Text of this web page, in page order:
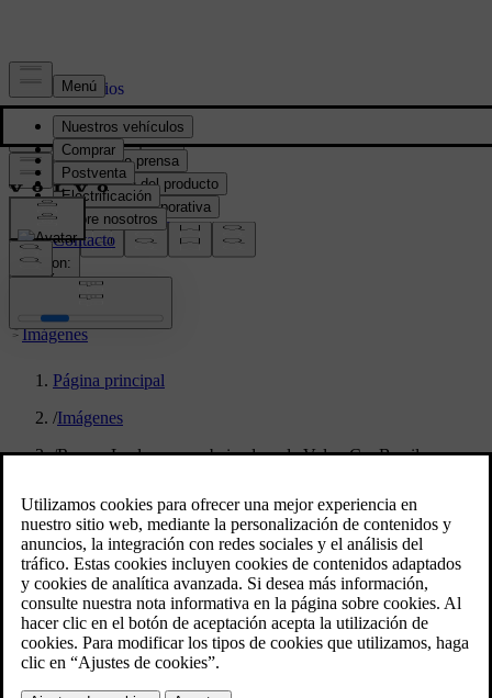
Prensa y Medios
Material de prensa
Información del producto
Información corporativa
Contacto de medios
location:
PY
Imágenes
Página principal
/Imágenes
/Rayssa Leal, nova embaixadora da Volvo Car Brasil
Rayssa Leal, nova
embaixadora da Volvo Car
Brasil